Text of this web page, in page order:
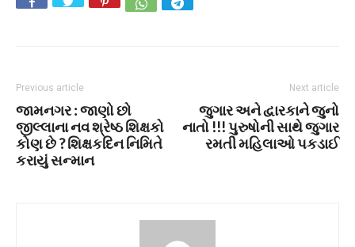
Previous article
જામનગર : જાણો છો
જીલ્લાના નવ શ્રેષ્ઠ શિક્ષકો
કોણ છે ? શિક્ષકદિન નિમિતે
કરાયું સન્માન
Next article
જુગાર અને દ્વારકાને જુનો
નાતો !!! પુરુષોની સાથે જુગાર
રમતી મહિલાઓ પકડાઈ